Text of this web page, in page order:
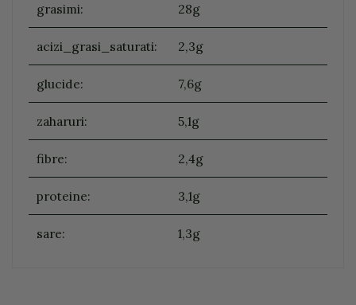
grasimi: 28g
acizi_grasi_saturati: 2,3g
glucide: 7,6g
zaharuri: 5,1g
fibre: 2,4g
proteine: 3,1g
sare: 1,3g